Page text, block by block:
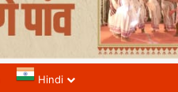
Hindi